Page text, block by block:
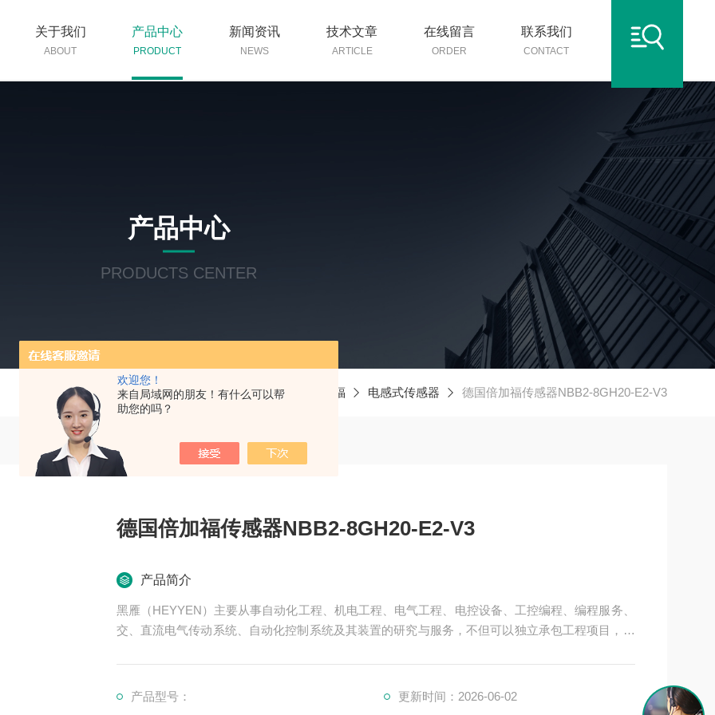
欢迎您！
来自局域网的朋友！有什么可以帮
助您的吗？
关于我们
ABOUT
产品中心
PRODUCT
新闻资讯
NEWS
技术文章
ARTICLE
在线留言
ORDER
联系我们
CONTACT
产品中心
PRODUCTS CENTER
当前位置：首页 产品中心 德国P+F倍加福 电感式传感器 德国倍加福传感器NBB2-8GH20-E2-V3
德国倍加福传感器NBB2-8GH20-E2-V3
产品简介
黑雁（HEYYEN）主要从事自动化工程、机电工程、电气工程、电控设备、工控编程、编程服务、
交、直流电气传动系统、自动化控制系统及其装置的研究与服务，不但可以独立承包工程项目，还
领域。德国倍加福传感器NBB2-8GH20-E2-V3
产品型号： 更新时间：2026-06-02